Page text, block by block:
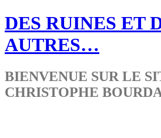
DES RUINES ET
AUTRES…
BIENVENUE SUR LE
CHRISTOPHE